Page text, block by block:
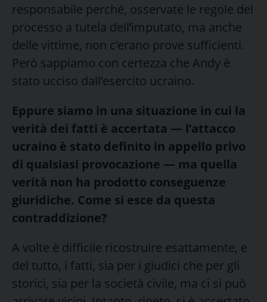
responsabile perché, osservate le regole del
processo a tutela dell’imputato, ma anche
delle vittime, non c’erano prove sufficienti.
Però sappiamo con certezza che Andy è
stato ucciso dall’esercito ucraino.
Eppure siamo in una situazione in cui la
verità dei fatti è accertata — l’attacco
ucraino è stato definito in appello privo
di qualsiasi provocazione — ma quella
verità non ha prodotto conseguenze
giuridiche. Come si esce da questa
contraddizione?
A volte è difficile ricostruire esattamente, e
del tutto, i fatti, sia per i giudici che per gli
storici, sia per la società civile, ma ci si può